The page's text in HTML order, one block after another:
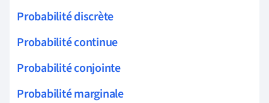
Probabilité discrète
Probabilité continue
Probabilité conjointe
Probabilité marginale